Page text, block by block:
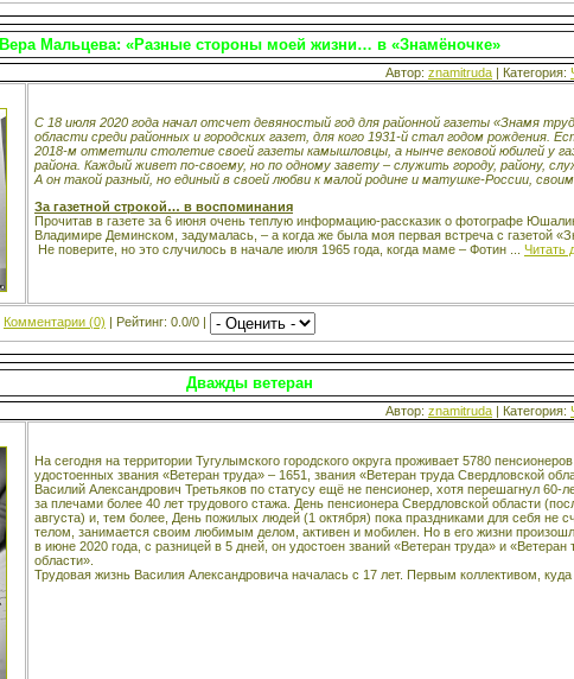
Вера Мальцева: «Разные стороны моей жизни… в «Знамёночке»
Автор: znamitruda | Категория:
С 18 июля 2020 года начал отсчет девяностый год для районной газеты «Знамя
области среди районных и городских газет, для кого 1931-й стал годом рождения.
2018-м отметили столетие своей газеты камышловцы, а нынче вековой юбилей у
района. Каждый живет по-своему, но по одному завету – служить городу, району,
А он такой разный, но единый в своей любви к малой родине и матушке-России,
За газетной строкой… в воспоминания
Прочитав в газете за 6 июня очень теплую информацию-рассказик о фотографе
Владимире Деминском, задумалась, – а когда же была моя первая встреча с газетой
Не поверите, но это случилось в начале июля 1965 года, когда маме – Фотин
Читать
Комментарии (0) | Рейтинг: 0.0/0 |
Дважды ветеран
Автор: znamitruda | Категория:
На сегодня на территории Тугулымского городского округа проживает 5780
удостоенных звания «Ветеран труда» – 1651, звания «Ветеран труда Свердловской
Василий Александрович Третьяков по статусу ещё не пенсионер, хотя перешагнул 60-
за плечами более 40 лет трудового стажа. День пенсионера Свердловской области
августа) и, тем более, День пожилых людей (1 октября) пока праздниками для себя не
телом, занимается своим любимым делом, активен и мобилен. Но в его жизни
в июне 2020 года, с разницей в 5 дней, он удостоен званий «Ветеран труда» и «Ветеран
области».
Трудовая жизнь Василия Александровича началась с 17 лет. Первым коллективом, куда